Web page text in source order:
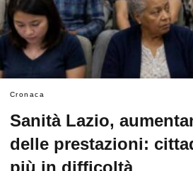
Cronaca
Sanità Lazio,
delle prestazioni: